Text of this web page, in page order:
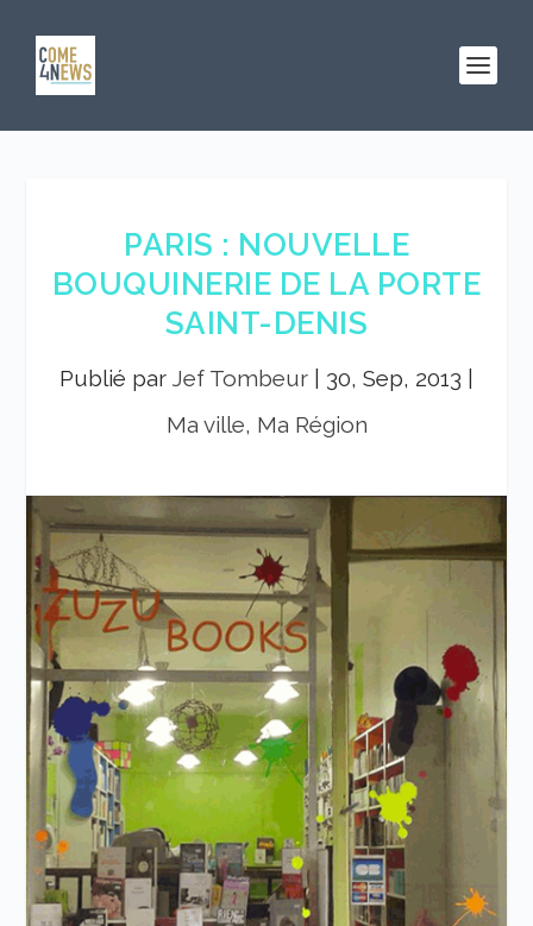
PARIS : NOUVELLE
BOUQUINERIE DE LA PORTE
SAINT-DENIS
Publié par Jef Tombeur 30, Sep, 2013
Ma ville, Ma Région